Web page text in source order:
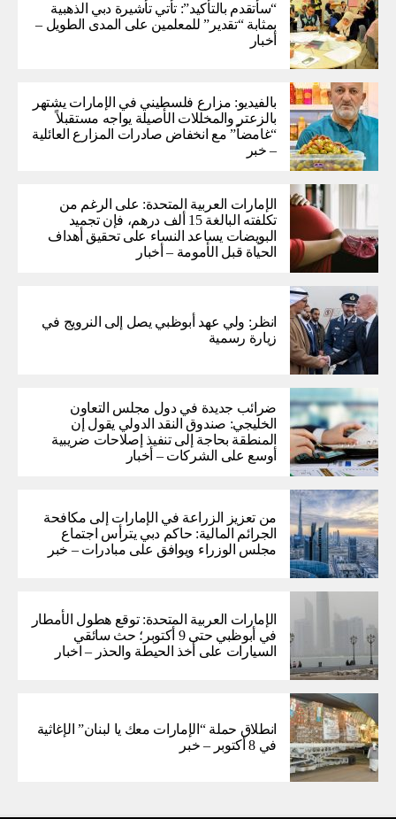
“سأتقدم بالتأكيد”: تأتي تأشيرة دبي الذهبية
بمثابة “تقدير” للمعلمين على المدى الطويل –
أخبار
بالفيديو: مزارع فلسطيني في الإمارات يشتهر
بالزعتر والمخللات الأصيلة يواجه مستقبلاً
“غامضاً” ​​مع انخفاض صادرات المزارع العائلية
– خبر
الإمارات العربية المتحدة: على الرغم من
تكلفته البالغة 15 ألف درهم، فإن تجميد
البويضات يساعد النساء على تحقيق أهداف
الحياة قبل الأمومة – أخبار
انظر: ولي عهد أبوظبي يصل إلى النرويج في
زيارة رسمية
ضرائب جديدة في دول مجلس التعاون
الخليجي: صندوق النقد الدولي يقول إن
المنطقة بحاجة إلى تنفيذ إصلاحات ضريبية
أوسع على الشركات – أخبار
من تعزيز الزراعة في الإمارات إلى مكافحة
الجرائم المالية: حاكم دبي يترأس اجتماع
مجلس الوزراء ويوافق على مبادرات – خبر
الإمارات العربية المتحدة: توقع هطول الأمطار
في أبوظبي حتى 9 أكتوبر؛ حث سائقي
السيارات على أخذ الحيطة والحذر – اخبار
انطلاق حملة “الإمارات معك يا لبنان” الإغاثية
في 8 أكتوبر – خبر